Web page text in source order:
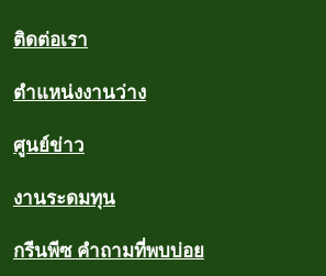
ติดต่อเรา
ตำแหน่งงานว่าง
ศูนย์ข่าว
งานระดมทุน
กรีนพีซ คำถามที่พบบ่อย